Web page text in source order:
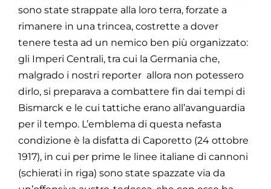
sono state strappate alla loro terra, forzate a
rimanere in una trincea, costrette a dover
tenere testa ad un nemico ben più organizzato:
gli Imperi Centrali, tra cui la Germania che,
malgrado i nostri reporter allora non potessero
dirlo, si preparava a combattere fin dai tempi di
Bismarck e le cui tattiche erano all’avanguardia
per il tempo. L’emblema di questa nefasta
condizione è la disfatta di Caporetto (24 ottobre
1917), in cui per prime le linee italiane di cannoni
(schierati in riga) sono state spazzate via da